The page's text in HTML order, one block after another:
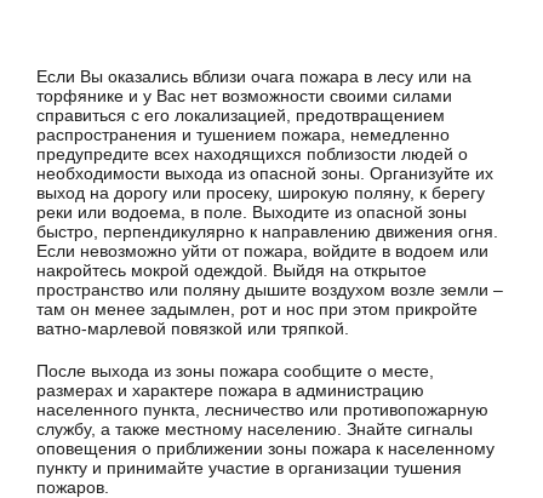
Если Вы оказались вблизи очага пожара в лесу или на
торфянике и у Вас нет возможности своими силами
справиться с его локализацией, предотвращением
распространения и тушением пожара, немедленно
предупредите всех находящихся поблизости людей о
необходимости выхода из опасной зоны. Организуйте их
выход на дорогу или просеку, широкую поляну, к берегу
реки или водоема, в поле. Выходите из опасной зоны
быстро, перпендикулярно к направлению движения огня.
Если невозможно уйти от пожара, войдите в водоем или
накройтесь мокрой одеждой. Выйдя на открытое
пространство или поляну дышите воздухом возле земли –
там он менее задымлен, рот и нос при этом прикройте
ватно-марлевой повязкой или тряпкой.
После выхода из зоны пожара сообщите о месте,
размерах и характере пожара в администрацию
населенного пункта, лесничество или противопожарную
службу, а также местному населению. Знайте сигналы
оповещения о приближении зоны пожара к населенному
пункту и принимайте участие в организации тушения
пожаров.